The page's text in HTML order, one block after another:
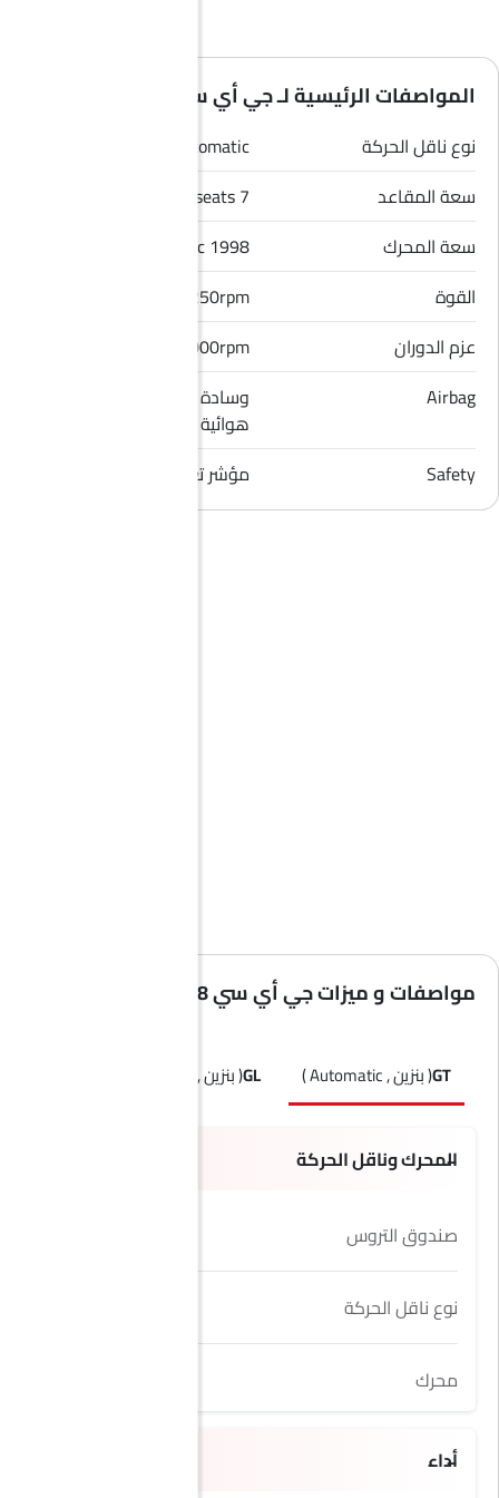
المواصفات الرئيسية لـ جي أي سي M8 2026
نوع ناقل الحركة
Automatic
سعة المقاعد
7 seats
سعة المحرك
1998 cc
القوة
248Hp@5250rpm
عزم الدوران
400Nm@1750-4000rpm
Airbag
وسادة هوائية للسائق, وسادة
هوائية للراكب الأمامي
Safety
مؤشر تغيير المسار
مواصفات و ميزات جي أي سي M8
GT( بنزين , Automatic ) GL( بنزين , Automatic )
المحرك وناقل الحركة
صندوق التروس
نوع ناقل الحركة
محرك
أداء